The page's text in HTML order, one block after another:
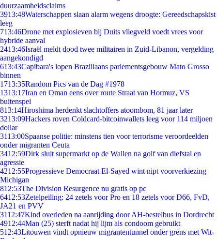
duurzaamheidsclaims
3913:48Waterschappen slaan alarm wegens droogte: Gereedschapskist
leeg
713:46Drone met explosieven bij Duits vliegveld voedt vrees voor
hybride aanval
2413:46Israël meldt dood twee militairen in Zuid-Libanon, vergelding
aangekondigd
613:43Capibara's lopen Braziliaans parlementsgebouw Mato Grosso
binnen
1713:35Random Pics van de Dag #1978
1313:17Iran en Oman eens over route Straat van Hormuz, VS
buitenspel
813:14Hiroshima herdenkt slachtoffers atoombom, 81 jaar later
3213:09Hackers roven Coldcard-bitcoinwallets leeg voor 114 miljoen
dollar
3113:00Spaanse politie: minstens tien voor terrorisme veroordeelden
onder migranten Ceuta
3412:59Dirk sluit supermarkt op de Wallen na golf van diefstal en
agressie
4212:55Progressieve Democraat El-Sayed wint nipt voorverkiezing
Michigan
812:53The Division Resurgence nu gratis op pc
6412:53Zetelpeiling: 24 zetels voor Pro en 18 zetels voor D66, FvD,
JA21 en PVV
3112:47Kind overleden na aanrijding door AH-bestelbus in Dordrecht
4912:44Man (25) sterft nadat hij lijm als condoom gebruikt
512:43Litouwen vindt opnieuw migrantentunnel onder grens met Wit-